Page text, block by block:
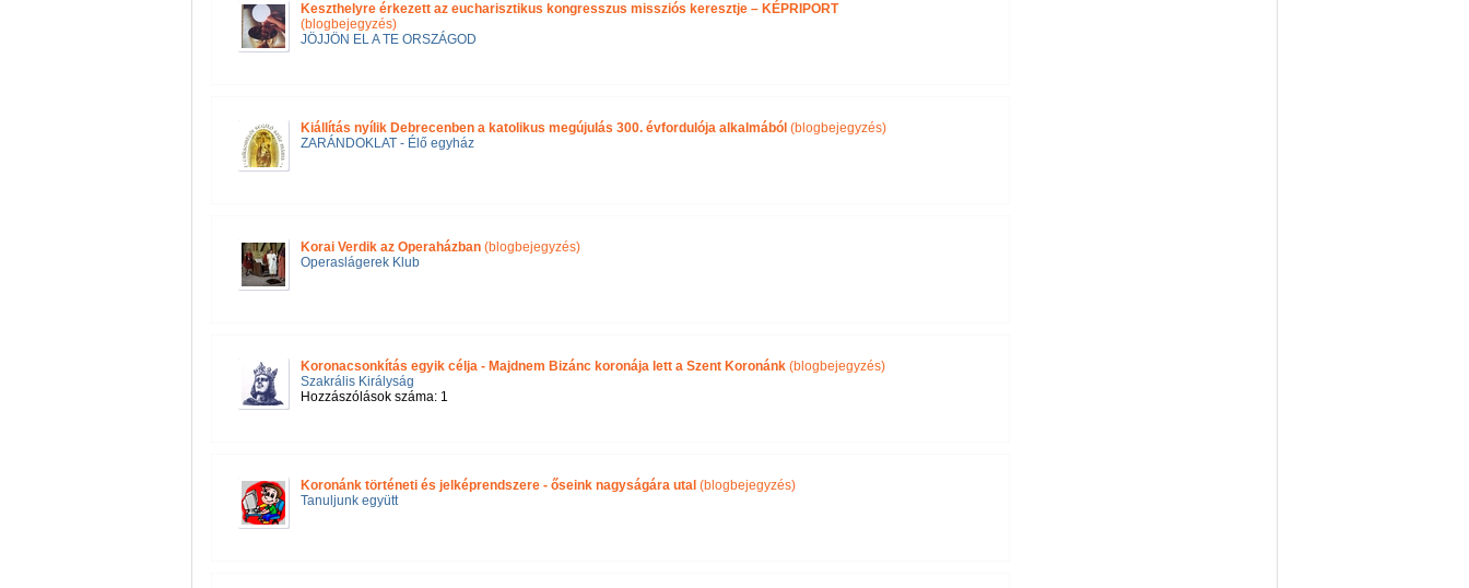
Keszthelyre érkezett az eucharisztikus kongresszus missziós keresztje – KÉPRIPORT
(blogbejegyzés)
JÖJJÖN EL A TE ORSZÁGOD
Kiállítás nyílik Debrecenben a katolikus megújulás 300. évfordulója alkalmából (blogbejegyzés)
ZARÁNDOKLAT - Élő egyház
Korai Verdik az Operaházban (blogbejegyzés)
Operaslágerek Klub
Koronacsonkítás egyik célja - Majdnem Bizánc koronája lett a Szent Koronánk (blogbejegyzés)
Szakrális Királyság
Hozzászólások száma: 1
Koronánk történeti és jelképrendszere - őseink nagyságára utal (blogbejegyzés)
Tanuljunk együtt